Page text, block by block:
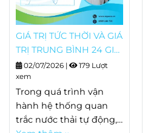
lưu trữ trong các tầng
chứa nước dưới lòng
đất. Tuy nhiên, điều đó
không đồng nghĩa với
việc nước ngầm luôn
giữ nguyên chất lượng
và trữ lượng.
GIÁ TRỊ TỨC THỜI VÀ GIÁ
TRỊ TRUNG BÌNH 24 GIỜ
TRONG QUAN TRẮC
NƯỚC THẢI KHÁC
NHAU NHƯ THẾ NÀO?
02/07/2026 |
179 Lượt
xem
Trong quá trình vận
hành hệ thống quan
trắc nước thải tự động,